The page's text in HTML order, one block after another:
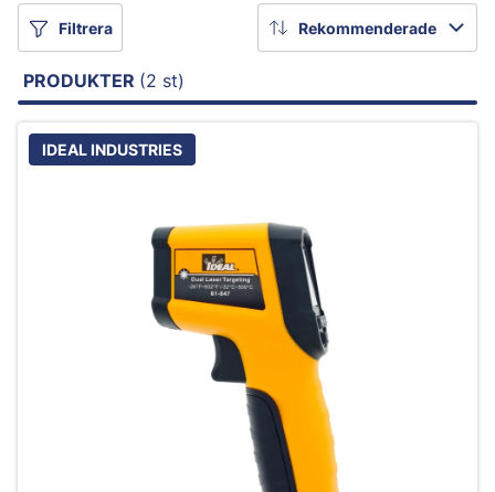
Filtrera Rekommenderade
PRODUKTER (2 st)
IDEAL INDUSTRIES